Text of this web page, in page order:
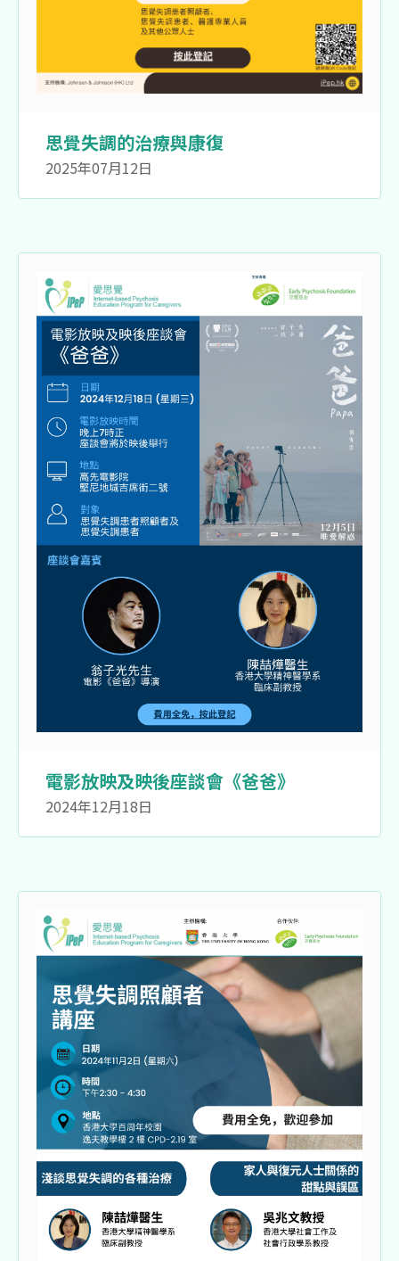
思覺失調的治療與康復
2025年07月12日
電影放映及映後座談會《爸爸》
2024年12月18日